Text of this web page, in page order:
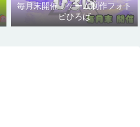
毎月末開催！ゲーム制作フォト
ビひろば